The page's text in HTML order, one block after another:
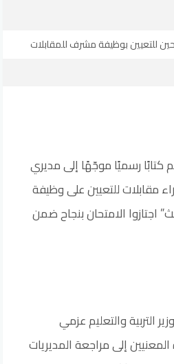
كتابًا رسميًا موجّهًا إلى مديري
مقابلات للتعيين على وظيفة
الامتحان بنجاح ضمن
التربية والتعليم عزمي
إلى مراجعة المديريات